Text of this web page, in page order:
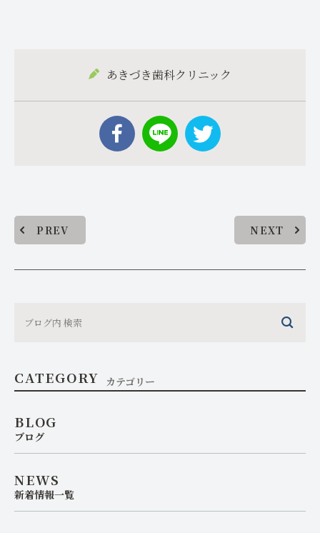
あきづき歯科クリニック
PREV NEXT
CATEGORY カテゴリー
BLOG
ブログ
NEWS
新着情報一覧